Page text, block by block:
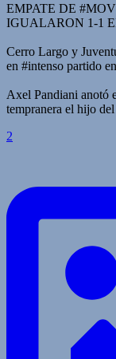
EMPATE DE
IGUALARON 1-1
Cerro Largo y
en #intenso partido
Axel Pandiani anotó
tempranera el hijo
2